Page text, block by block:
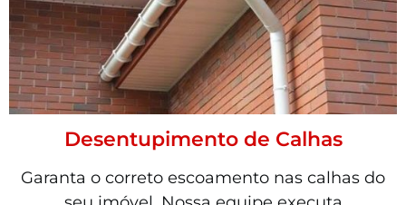
Desentupimento de Calhas
Garanta o correto escoamento nas calhas do